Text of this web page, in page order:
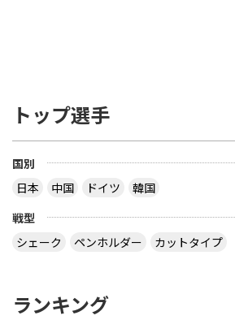
トップ選手
国別
日本
中国 ドイツ
韓国
戦型
シェーク
ペンホルダー カットタイプ
ランキング